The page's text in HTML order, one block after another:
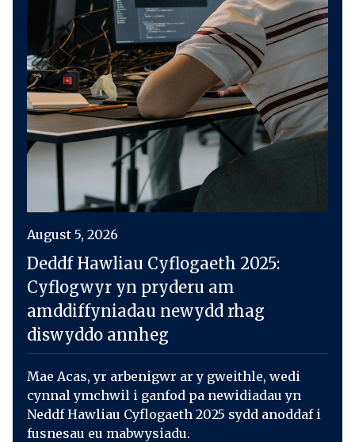
August 5, 2026
Deddf Hawliau Cyflogaeth 2025:
Cyflogwyr yn pryderu am
amddiffyniadau newydd rhag
diswyddo annheg
Mae Acas, yr arbenigwr ar y gweithle, wedi
cynnal ymchwil i ganfod pa newidiadau yn
Neddf Hawliau Cyflogaeth 2025 sydd anoddaf i
fusnesau eu mabwysiadu.